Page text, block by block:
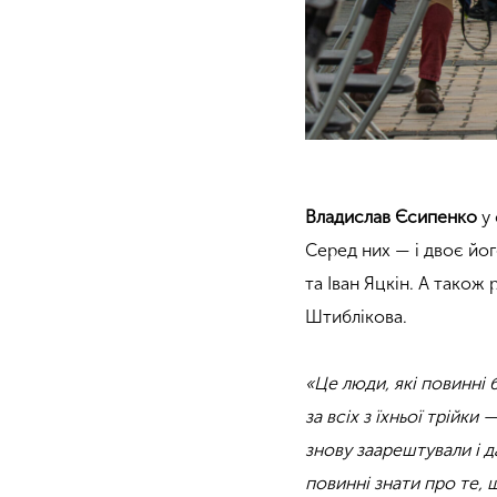
Владислав Єсипенко у
Серед них — і двоє
та Іван Яцкін. А також
Штиблікова.
«Це люди, які
за всіх з їхньої
знову заарештували і
повинні знати про те,